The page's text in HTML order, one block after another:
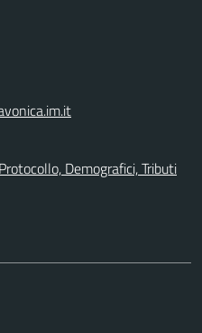
Demografici, Tributi